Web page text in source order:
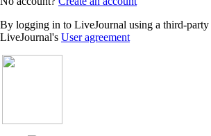
By logging in to LiveJournal using a third-party
LiveJournal's User agreement